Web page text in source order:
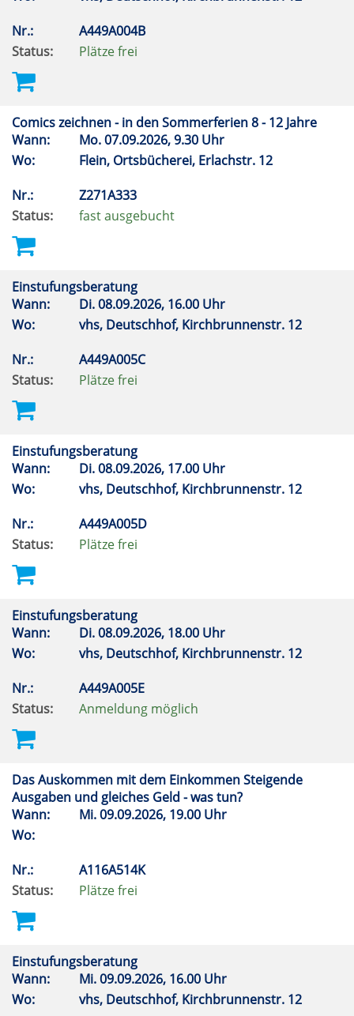
Nr.:
A449A004B
Status:
Plätze frei
Comics zeichnen - in den Sommerferien 8 - 12 Jahre
Wann:
Mo.07.09.2026, 9.30 Uhr
Wo:
Flein, Ortsbücherei, Erlachstr. 12
Nr.:
Z271A333
Status:
fast ausgebucht
Einstufungsberatung
Wann:
Di.08.09.2026, 16.00 Uhr
Wo:
vhs, Deutschhof, Kirchbrunnenstr. 12
Nr.:
A449A005C
Status:
Plätze frei
Einstufungsberatung
Wann:
Di.08.09.2026, 17.00 Uhr
Wo:
vhs, Deutschhof, Kirchbrunnenstr. 12
Nr.:
A449A005D
Status:
Plätze frei
Einstufungsberatung
Wann:
Di.08.09.2026, 18.00 Uhr
Wo:
vhs, Deutschhof, Kirchbrunnenstr. 12
Nr.:
A449A005E
Status:
Anmeldung möglich
Das Auskommen mit dem Einkommen Steigende
Ausgaben und gleiches Geld - was tun?
Wann:
Mi.09.09.2026, 19.00 Uhr
Wo:
Nr.:
A116A514K
Status:
Plätze frei
Einstufungsberatung
Wann:
Mi.09.09.2026, 16.00 Uhr
Wo:
vhs, Deutschhof, Kirchbrunnenstr. 12